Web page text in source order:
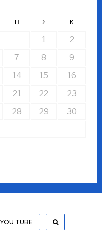
Π Σ Κ
1
2
7 8
9
14 15
16
21 22
23
28 29
30
YOU TUBE